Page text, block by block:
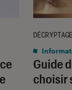
Guide
choisir
DÉCRYPTAGE